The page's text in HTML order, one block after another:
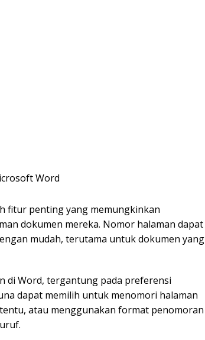
fitur penting yang memungkinkan
dokumen mereka. Nomor halaman dapat
mudah, terutama untuk dokumen yang
di Word, tergantung pada preferensi
dapat memilih untuk menomori halaman
atau menggunakan format penomoran